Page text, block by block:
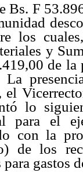
Bs. F
los
y
de la
La
el
lo
para el
con la
de los
gastos